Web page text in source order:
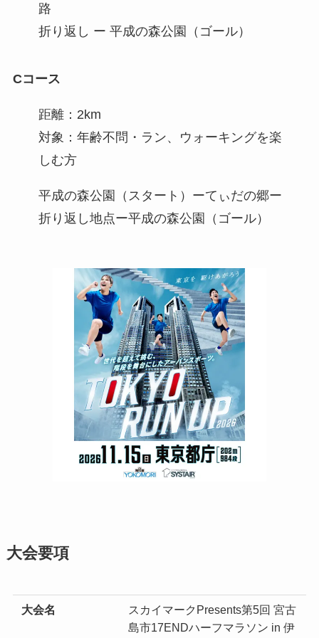
路
折り返し ー 平成の森公園（ゴール）
Cコース
距離：2km
対象：年齢不問・ラン、ウォーキングを楽
しむ方
平成の森公園（スタート）ーてぃだの郷ー
折り返し地点ー平成の森公園（ゴール）
大会要項
大会名
スカイマークPresents第5回 宮古
島市17ENDハーフマラソン in 伊